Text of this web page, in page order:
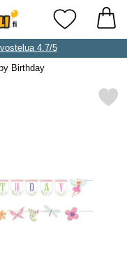
Partyhallen AB
Suosikkini
4.7/5
Birthday
fairy Forest Viirinauhat